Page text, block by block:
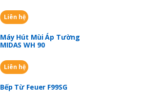
Liên hệ
Máy Hút Mùi Áp Tường
MIDAS WH 90
Liên hệ
Bếp Từ Feuer F99SG